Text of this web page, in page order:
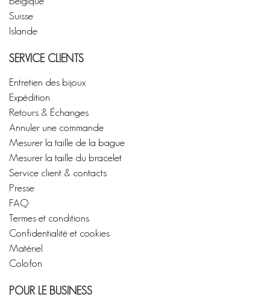
Suisse
Islande
SERVICE CLIENTS
Entretien des bijoux
Expédition
Retours & Échanges
Annuler une commande
Mesurer la taille de la bague
Mesurer la taille du bracelet
Service client & contacts
Presse
FAQ
Termes et conditions
Confidentialité et cookies
Matériel
Colofon
POUR LE BUSINESS